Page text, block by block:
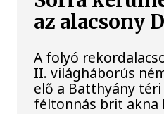
az alacsony
A folyó
II. világháborús
elő a Batthyány
féltonnás brit akna